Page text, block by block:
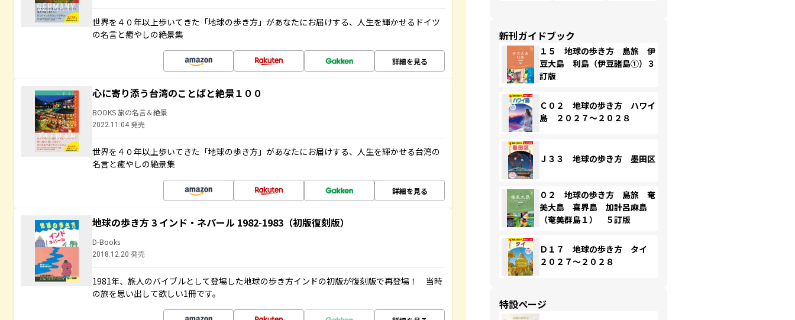
世界を４０年以上歩いてきた「地球の歩き方」があなたにお届けする、人生を輝かせるドイツ
の名言と癒やしの絶景集
詳細を見る
心に寄り添う台湾のことばと絶景１００
BOOKS 旅の名言＆絶景
2022.11.04 発売
世界を４０年以上歩いてきた「地球の歩き方」があなたにお届けする、人生を輝かせる台湾の
名言と癒やしの絶景集
詳細を見る
地球の歩き方 3 インド・ネパール 1982-1983（初版復刻版）
D-Books
2018.12.20 発売
1981年、旅人のバイブルとして登場した地球の歩き方インドの初版が復刻版で再登場！ 当時
の旅を思い出して欲しい1冊です。
新刊ガイドブック
１５ 地球の歩き方 島旅 伊
豆大島 利島（伊豆諸島①）３
訂版
Ｃ０２ 地球の歩き方 ハワイ
島 ２０２７～２０２８
Ｊ３３ 地球の歩き方 墨田区
０２ 地球の歩き方 島旅 奄
美大島 喜界島 加計呂麻島
（奄美群島１） ５訂版
Ｄ１７ 地球の歩き方 タイ
２０２７～２０２８
特設ページ